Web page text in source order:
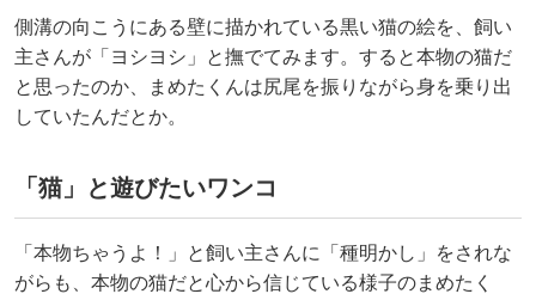
側溝の向こうにある壁に描かれている黒い猫の絵を、飼い
主さんが「ヨシヨシ」と撫でてみます。すると本物の猫だ
と思ったのか、まめたくんは尻尾を振りながら身を乗り出
していたんだとか。
「猫」と遊びたいワンコ
「本物ちゃうよ！」と飼い主さんに「種明かし」をされな
がらも、本物の猫だと心から信じている様子のまめたく